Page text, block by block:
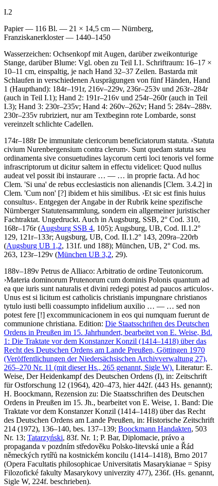
I.2
Papier — 116 Bl. — 21 × 14,5 cm — Nürnberg,
Franziskanerkloster — 1440–1450
Wasserzeichen: Ochsenkopf mit Augen, darüber zweikonturige
Stange, darüber Blume: Vgl. oben zu Teil I.1. Schriftraum: 16–17 ×
10–11 cm, einspaltig, je nach Hand 32–37 Zeilen. Bastarda mit
Schlaufen in verschiedenen Ausprägungen von fünf Händen, Hand
1 (Haupthand): 184r–191r, 216v–229v, 236r–253v und 263r–284r
(auch in Teil I.1); Hand 2: 191r–216v und 254r–260r (auch in Teil
I.3); Hand 3: 230r–235v; Hand 4: 260v–262v; Hand 5: 284v–288v.
230r–235v rubriziert, nur am Textbeginn rote Lombarde, sonst
vereinzelt schlichte Cadellen.
174r–188rDe immunitate clericorum beneficiatorum statuta. ›Statuta
civium Nurenbergensium contra clerum‹. Sunt quedam statuta seu
ordinamenta sive consuetudines laycorum certi loci tenoris vel forme
infrascriptorum ut dicitur saltem in effectu videlicet: Quod nullus
audeat vel possit ibi instaurare … — … in proprie facta. Ad hoc
Clem. 'Si una' de rebus ecclesiasticis non alienandis [Clem. 3.4.2] in
Clem. 'Cum non' [?] ibidem et hiis similibus. ›Et sic est finis huius
consultus‹. Entgegen der Angabe in der Rubrik keine spezifische
Nürnberger Statutensammlung, sondern ein allgemeiner juristischer
Fachtraktat. Ungedruckt. Auch in Augsburg, SSB, 2° Cod. 310,
168r–176r (Augsburg SSB 4, 105); Augsburg, UB, Cod. II.1.2°
129, 121r–133r; Augsburg, UB, Cod. II.1.2° 143, 209ra–220rb
(Augsburg UB 1,2, 131f. und 188); München, UB, 2° Cod. ms.
263, 123r–129v (München UB 3,2, 29).
188v–189v Petrus de Alliaco: Arbitratio de ordine Teutonicorum.
›Materia dominorum Prutenorum cum dominis Polonis quantum ad
ea que iuris sunt naturalis et divini redegi potest ad paucos articulos‹.
Unus est si licitum est catholicis christianis impungnare christianos
tytulo iusti belli coassumpto infidelium auxilio … — … sed non
potest fere [!] excommunicacionem in eos qui numquam fuerunt de
communione christiana. Edition: Die Staatsschriften des Deutschen
Ordens in Preußen im 15. Jahrhundert, bearbeitet von E. Weise, Bd.
1: Die Traktate vor dem Konstanzer Konzil (1414–1418) über das
Recht des Deutschen Ordens am Lande Preußen, Göttingen 1970
(Veröffentlichungen der Niedersächsischen Archivverwaltung 27),
265–270 Nr. 11 (mit dieser Hs., 265 genannt, Sigle W). Literatur: E.
Weise, Der Heidenkampf des Deutschen Ordens (I), in: Zeitschrift
für Ostforschung 12 (1964), 420–473, hier 442f. (443 Hs. genannt);
H. Boockmann, Rezension zu: Die Staatsschriften des Deutschen
Ordens in Preußen im 15. Jh., bearbeitet von E. Weise, 1. Band: Die
Traktate vor dem Konstanzer Konzil (1414–1418) über das Recht
des Deutschen Ordens am Lande Preußen, in: Historische Zeitschrift
214 (1972), 136–140, bes. 137–139; Boockmann Handakten, 503
Nr. 13; Tatarzyński, 83f. Nr. 1; P. Bar, Diplomacie, právo a
propaganda v pozdním středověku Polsko-litevská unie a Řád
německých rytířů na kostnickém koncilu (1414–1418), Brno 2017
(Opera Facultatis philosophicae Universitatis Masarykianae = Spisy
Filozofické fakulty Masarykovy univerzity 477), 236f. (Hs. genannt,
Sigle W, 224f. beschrieben).